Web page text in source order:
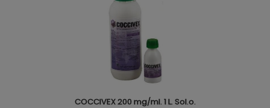
COCCIVEX 200 mg/ml. 1 L. Sol.o.